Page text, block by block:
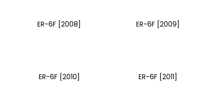
ER-6F [2008] ER-6F [2009]
ER-6F [2010] ER-6F [2011]